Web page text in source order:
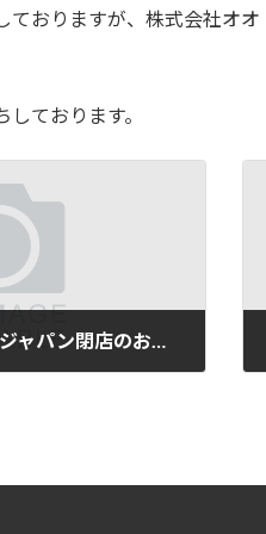
おりますが、株式会社オ
ております。